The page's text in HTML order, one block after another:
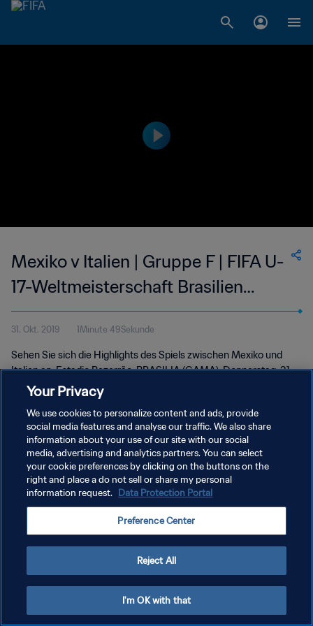
Mexiko v Italien | Gruppe F | FIFA U-
17-Weltmeisterschaft Brasilien
2019™ | Highlights
31. Okt. 2019 1Minute 49Sekunde
Sehen Sie sich die Highlights des Spiels zwischen Mexiko und
Italien an. Estadio Bezerrão, BRASILIA (GAMA), Donnerstag, 31.
Oktober 2019.
DATENSCHUTZ
NUTZUNGSBEDINGUNGEN
COOKIE-EINSTELLUNGEN VERWALTEN
Your Privacy
We use cookies to personalize content and ads, provide
social media features and analyse our traffic. We also share
information about your use of our site with our social
media, advertising and analytics partners. You can select
your cookie preferences by clicking on the buttons on the
right and place a do not sell or share my personal
information request. Data Protection Portal
Preference Center
Reject All
I'm OK with that